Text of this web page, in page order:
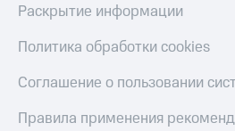
Раскрытие информации
Политика обработки cookies
Соглашение о пользовании
Правила применения